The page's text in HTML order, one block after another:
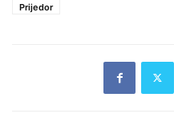
Prijedor